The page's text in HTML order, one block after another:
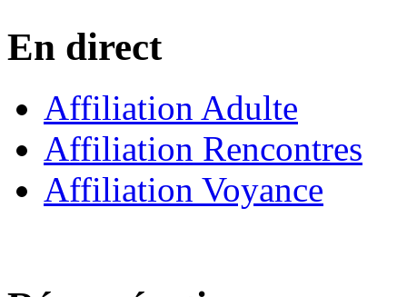
En direct
Affiliation Adulte
Affiliation Rencontres
Affiliation Voyance